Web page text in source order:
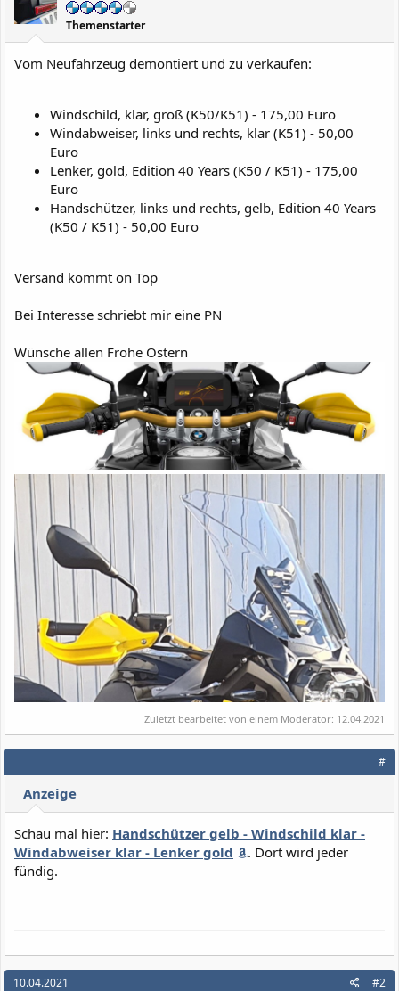
Themenstarter
Vom Neufahrzeug demontiert und zu verkaufen:
Windschild, klar, groß (K50/K51) - 175,00 Euro
Windabweiser, links und rechts, klar (K51) - 50,00
Euro
Lenker, gold, Edition 40 Years (K50 / K51) - 175,00
Euro
Handschützer, links und rechts, gelb, Edition 40 Years
(K50 / K51) - 50,00 Euro
Versand kommt on Top
Bei Interesse schriebt mir eine PN
Wünsche allen Frohe Ostern
Zuletzt bearbeitet von einem Moderator: 12.04.2021
#
Anzeige
Schau mal hier: Handschützer gelb - Windschild klar -
Windabweiser klar - Lenker gold
. Dort wird jeder
fündig.
10.04.2021 #2